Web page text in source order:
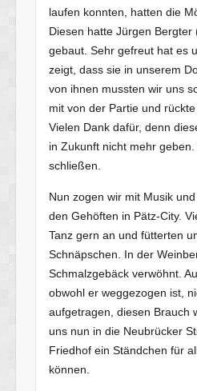
laufen konnten, hatten die
Diesen hatte Jürgen
gebaut. Sehr gefreut hat es
zeigt, dass sie in unserem
von ihnen mussten wir uns
mit von der Partie und
Vielen Dank dafür, denn
in Zukunft nicht mehr
schließen.
Nun zogen wir mit Musik
den Gehöften in Pätz-City.
Tanz gern an und fütterten
Schnäpschen. In der
Schmalzgebäck verwöhnt.
obwohl er weggezogen ist,
aufgetragen, diesen Brauch
uns nun in die Neubrücker
Friedhof ein Ständchen für
können.